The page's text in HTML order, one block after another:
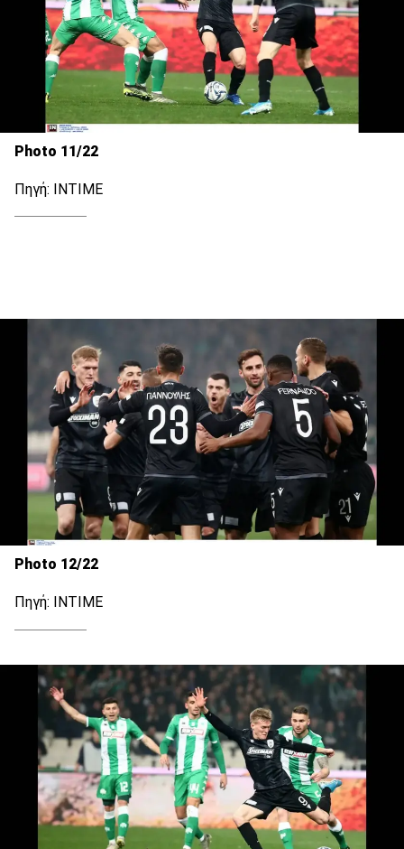
Photo 11/22
Πηγή: ΙΝΤΙΜΕ
Photo 12/22
Πηγή: ΙΝΤΙΜΕ